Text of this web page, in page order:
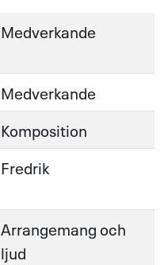
Medverkande
Medverkande
Komposition
Fredrik
Arrangemang och
ljud